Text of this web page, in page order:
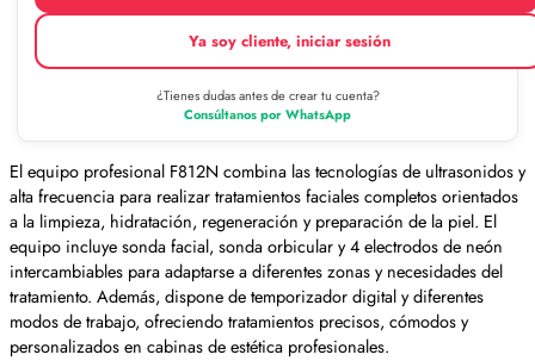
Ya soy cliente, iniciar sesión
¿Tienes dudas antes de crear tu cuenta?
Consúltanos por WhatsApp
El equipo profesional F812N combina las tecnologías de ultrasonidos y
alta frecuencia para realizar tratamientos faciales completos orientados
a la limpieza, hidratación, regeneración y preparación de la piel. El
equipo incluye sonda facial, sonda orbicular y 4 electrodos de neón
intercambiables para adaptarse a diferentes zonas y necesidades del
tratamiento. Además, dispone de temporizador digital y diferentes
modos de trabajo, ofreciendo tratamientos precisos, cómodos y
personalizados en cabinas de estética profesionales.